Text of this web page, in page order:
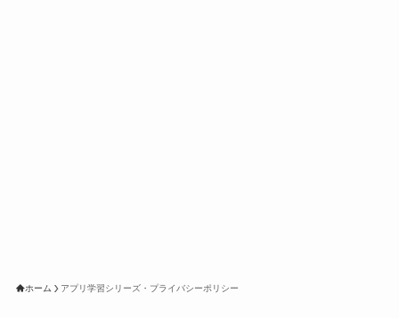
ホーム アプリ学習シリーズ・プライバシーポリシー